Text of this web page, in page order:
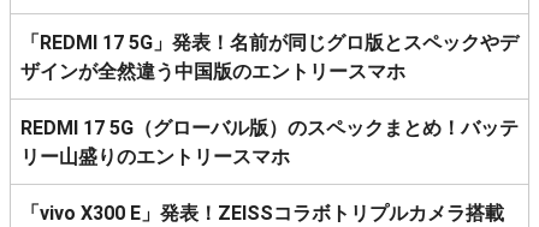
「REDMI 17 5G」発表！名前が同じグロ版とスペックやデ
ザインが全然違う中国版のエントリースマホ
REDMI 17 5G（グローバル版）のスペックまとめ！バッテ
リー山盛りのエントリースマホ
「vivo X300 E」発表！ZEISSコラボトリプルカメラ搭載